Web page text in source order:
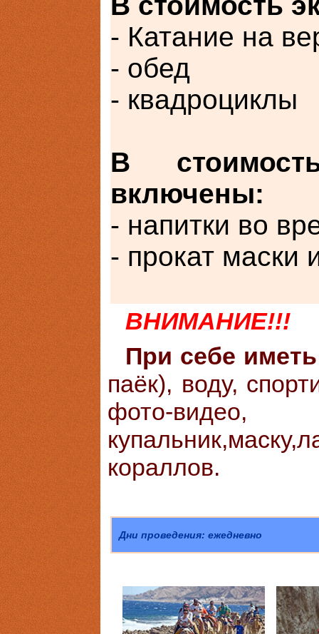
- Катание на
- обед
- квадроциклы
В
включены:
- напитки во
- прокат маски
ВНИМАНИЕ!!!
При себе
паёк), воду,
фото-видео,
кораллов.
Дни проведения: ежедневно